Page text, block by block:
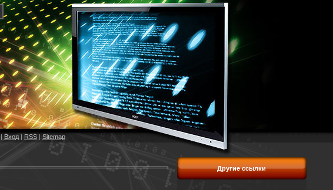
Вход| RSS| Sitemap
Другие ссылки